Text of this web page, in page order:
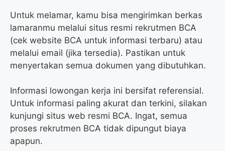
Untuk melamar, kamu bisa mengirimkan berkas
lamaranmu melalui situs resmi rekrutmen BCA
(cek website BCA untuk informasi terbaru) atau
melalui email (jika tersedia). Pastikan untuk
menyertakan semua dokumen yang dibutuhkan.
Informasi lowongan kerja ini bersifat referensial.
Untuk informasi paling akurat dan terkini, silakan
kunjungi situs web resmi BCA. Ingat, semua
proses rekrutmen BCA tidak dipungut biaya
apapun.